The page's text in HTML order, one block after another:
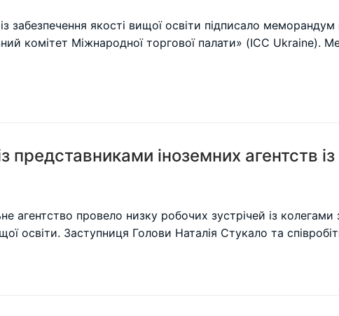
забезпечення якості вищої освіти підписало
комітет Міжнародної торгової палати» (ICC Ukraine).
представниками іноземних агентств
агентство провело низку робочих зустрічей із колегами
освіти. Заступниця Голови Наталія Стукало та